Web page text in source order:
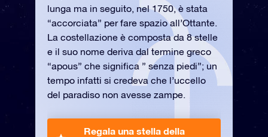
lunga ma in seguito, nel 1750, è stata
“accorciata” per fare spazio all’Ottante.
La costellazione è composta da 8 stelle
e il suo nome deriva dal termine greco
“apous” che significa ” senza piedi”; un
tempo infatti si credeva che l’uccello
del paradiso non avesse zampe.
Regala una stella della